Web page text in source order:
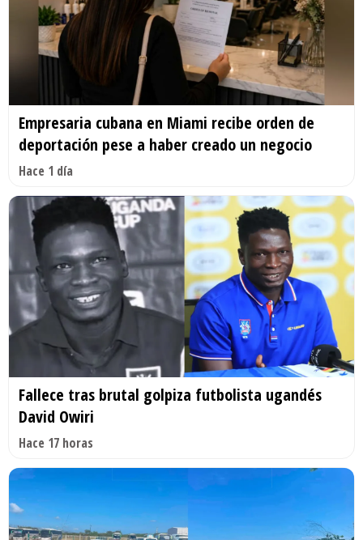
Empresaria cubana en Miami recibe orden de
deportación pese a haber creado un negocio
Hace 1 día
Fallece tras brutal golpiza futbolista ugandés
David Owiri
Hace 17 horas